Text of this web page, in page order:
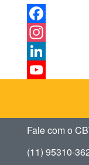
Facebook
Instagram
LinkedIn
Fale com o
(11) 95310-